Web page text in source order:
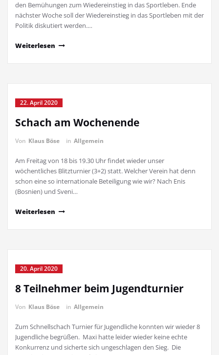
den Bemühungen zum Wiedereinstieg in das Sportleben. Ende
nächster Woche soll der Wiedereinstieg in das Sportleben mit der
Politik diskutiert werden.…
Weiterlesen
22. April 2020
Schach am Wochenende
Von Klaus Böse in Allgemein
Am Freitag von 18 bis 19.30 Uhr findet wieder unser
wöchentliches Blitzturnier (3+2) statt. Welcher Verein hat denn
schon eine so internationale Beteiligung wie wir? Nach Enis
(Bosnien) und Sveni…
Weiterlesen
20. April 2020
8 Teilnehmer beim Jugendturnier
Von Klaus Böse in Allgemein
Zum Schnellschach Turnier für Jugendliche konnten wir wieder 8
Jugendliche begrüßen. Maxi hatte leider wieder keine echte
Konkurrenz und sicherte sich ungeschlagen den Sieg. Die